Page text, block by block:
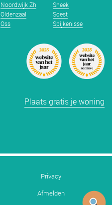
Noordwijk Zh
Oldenzaal
Oss
Sneek
Soest
Spijkenisse
Plaats gratis je woning
Privacy
Afmelden